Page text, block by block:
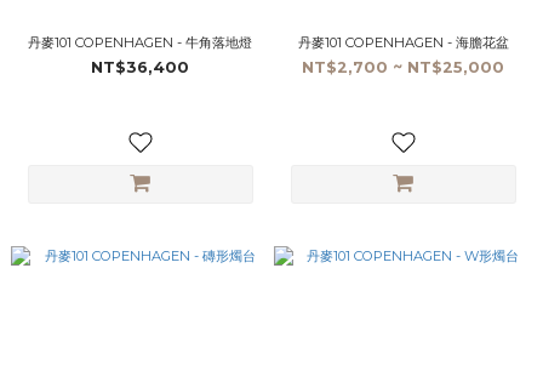
丹麥101 COPENHAGEN - 牛角落地燈
NT$36,400
丹麥101 COPENHAGEN - 海膽花盆
NT$2,700 ~ NT$25,000